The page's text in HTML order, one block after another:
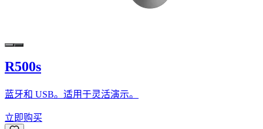
R500s
蓝牙和 USB。适用于灵活演示。
立即购买